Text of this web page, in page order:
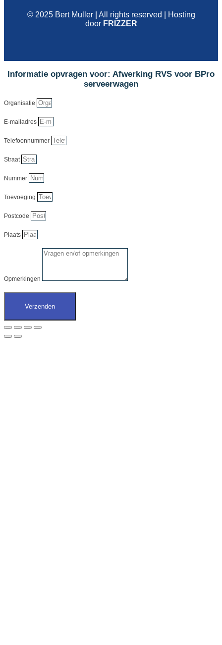
© 2025 Bert Muller | All rights reserved | Hosting
door FRIZZER
Informatie opvragen voor: Afwerking RVS voor BPro
serveerwagen
Organisatie
E-mailadres
Telefoonnummer
Straat
Nummer
Toevoeging
Postcode
Plaats
Opmerkingen
Verzenden